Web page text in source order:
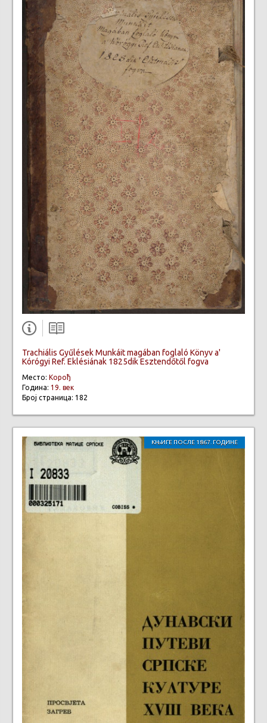
Trachiális Gyűlések Munkáit magában foglaló Könyv a'
Kórógyi Ref. Eklésiának 1825dik Esztendőtől fogva
Место: Корођ
Година: 19. век
Број страница: 182
КЊИГЕ ПОСЛЕ 1867. ГОДИНЕ